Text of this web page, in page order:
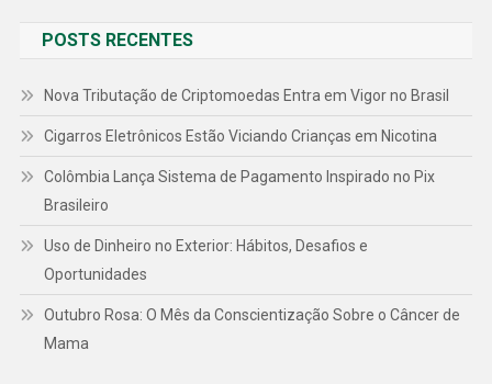
POSTS RECENTES
Nova Tributação de Criptomoedas Entra em Vigor no Brasil
Cigarros Eletrônicos Estão Viciando Crianças em Nicotina
Colômbia Lança Sistema de Pagamento Inspirado no Pix
Brasileiro
Uso de Dinheiro no Exterior: Hábitos, Desafios e
Oportunidades
Outubro Rosa: O Mês da Conscientização Sobre o Câncer de
Mama